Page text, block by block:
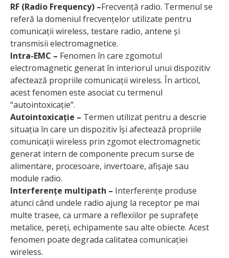
RF (Radio Frequency) –Frecvență radio. Termenul se
referă la domeniul frecvențelor utilizate pentru
comunicații wireless, testare radio, antene și
transmisii electromagnetice.
Intra-EMC – Fenomen în care zgomotul
electromagnetic generat în interiorul unui dispozitiv
afectează propriile comunicații wireless. În articol,
acest fenomen este asociat cu termenul
“autointoxicație”.
Autointoxicație – Termen utilizat pentru a descrie
situația în care un dispozitiv își afectează propriile
comunicații wireless prin zgomot electromagnetic
generat intern de componente precum surse de
alimentare, procesoare, invertoare, afișaje sau
module radio.
Interferențe multipath – Interferențe produse
atunci când undele radio ajung la receptor pe mai
multe trasee, ca urmare a reflexiilor pe suprafețe
metalice, pereți, echipamente sau alte obiecte. Acest
fenomen poate degrada calitatea comunicației
wireless.